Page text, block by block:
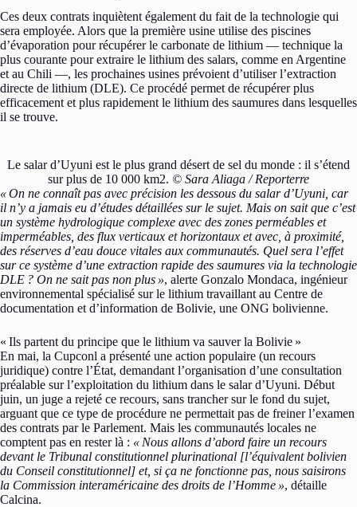
Ces deux contrats inquiètent également du fait de la technologie qui
sera employée. Alors que la première usine utilise des piscines
d’évaporation pour récupérer le carbonate de lithium — technique la
plus courante pour extraire le lithium des salars, comme en Argentine
et au Chili —, les prochaines usines prévoient d’utiliser l’extraction
directe de lithium (DLE). Ce procédé permet de récupérer plus
efficacement et plus rapidement le lithium des saumures dans lesquelles
il se trouve.
Le salar d’Uyuni est le plus grand désert de sel du monde : il s’étend
sur plus de 10 000 km2. © Sara Aliaga / Reporterre
«On ne connaît pas avec précision les dessous du salar d’Uyuni, car
il n’y a jamais eu d’études détaillées sur le sujet. Mais on sait que c’est
un système hydrologique complexe avec des zones perméables et
imperméables, des flux verticaux et horizontaux et avec, à proximité,
des réserves d’eau douce vitales aux communautés. Quel sera l’effet
sur ce système d’une extraction rapide des saumures via la technologie
DLE ? On ne sait pas non plus », alerte Gonzalo Mondaca, ingénieur
environnemental spécialisé sur le lithium travaillant au Centre de
documentation et d’information de Bolivie, une ONG bolivienne.
« Ils partent du principe que le lithium va sauver la Bolivie »
En mai, la Cupconl a présenté une action populaire (un recours
juridique) contre l’État, demandant l’organisation d’une consultation
préalable sur l’exploitation du lithium dans le salar d’Uyuni. Début
juin, un juge a rejeté ce recours, sans trancher sur le fond du sujet,
arguant que ce type de procédure ne permettait pas de freiner l’examen
des contrats par le Parlement. Mais les communautés locales ne
comptent pas en rester là : « Nous allons d’abord faire un recours
devant le Tribunal constitutionnel plurinational [l’équivalent bolivien
du Conseil constitutionnel] et, si ça ne fonctionne pas, nous saisirons
la Commission interaméricaine des droits de l’Homme », détaille
Calcina.